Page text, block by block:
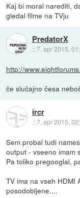
Kaj bi moral narediti,
gledal filme na TVju
PredatorX
::7. apr 2015,
http://
če slučajno česa
ircr
::7. apr 2015,
Sem probal tudi
output - vseeno imam
Pa toliko pregooglal,
TV ima na vseh HDMI
posodobljene....